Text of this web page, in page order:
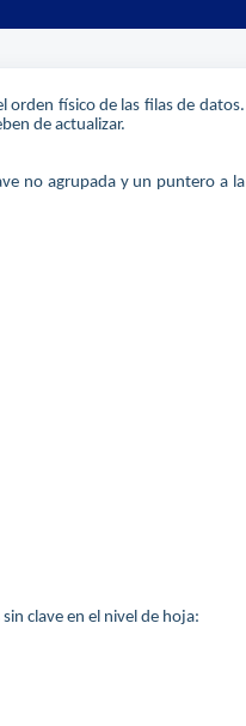
orden físico de las filas de datos.
de actualizar.
no agrupada y un puntero a la
clave en el nivel de hoja: